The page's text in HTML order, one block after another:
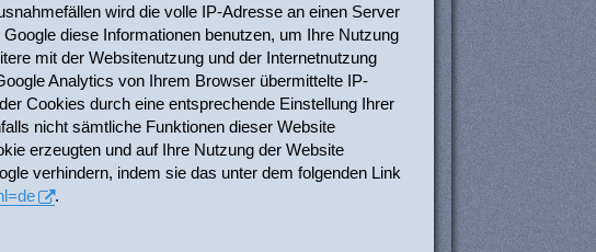
wird die volle IP-Adresse an einen Server
diese Informationen benutzen, um Ihre Nutzung
mit der Websitenutzung und der Internetnutzung
Analytics von Ihrem Browser übermittelte IP-
Cookies durch eine entsprechende Einstellung Ihrer
nicht sämtliche Funktionen dieser Website
erzeugten und auf Ihre Nutzung der Website
verhindern, indem sie das unter dem folgenden Link
.